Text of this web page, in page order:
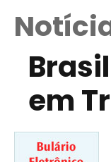
em